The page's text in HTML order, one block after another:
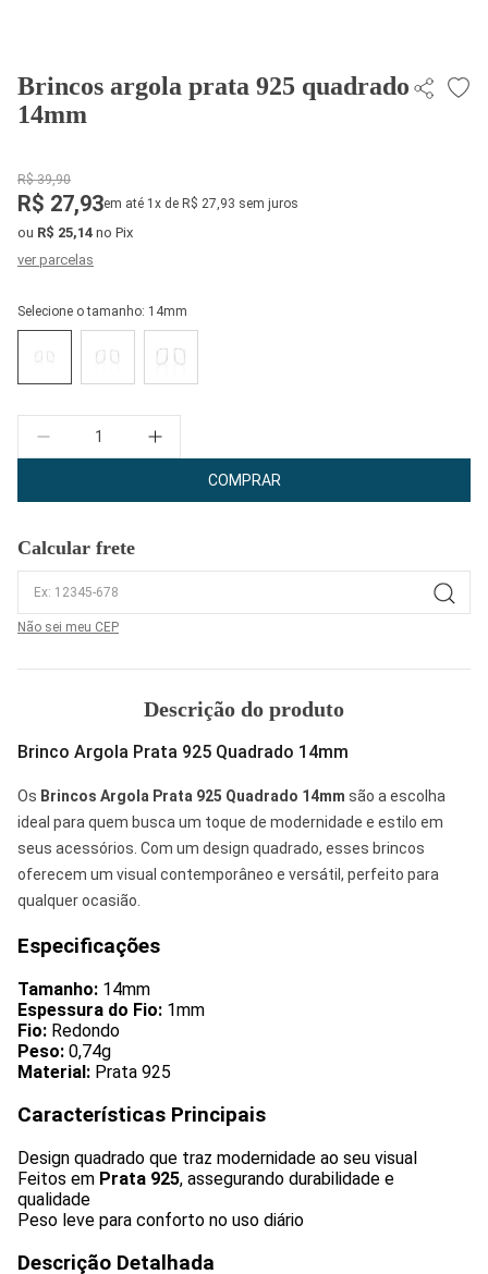
Brincos argola prata 925 quadrado
14mm
R$ 39,90
R$ 27,93em até 1x de R$ 27,93 sem juros
ou R$ 25,14 no Pix
ver parcelas
Selecione o tamanho: 14mm
Quantidade
COMPRAR
Calcular frete
Não sei meu CEP
Descrição do produto
Brinco Argola Prata 925 Quadrado 14mm
Os Brincos Argola Prata 925 Quadrado 14mm são a escolha
ideal para quem busca um toque de modernidade e estilo em
seus acessórios. Com um design quadrado, esses brincos
oferecem um visual contemporâneo e versátil, perfeito para
qualquer ocasião.
Especificações
Tamanho: 14mm
Espessura do Fio: 1mm
Fio: Redondo
Peso: 0,74g
Material: Prata 925
Características Principais
Design quadrado que traz modernidade ao seu visual
Feitos em Prata 925, assegurando durabilidade e
qualidade
Peso leve para conforto no uso diário
Descrição Detalhada